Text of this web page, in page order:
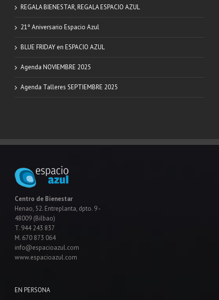
REGALA BIENESTAR, REGALA ESPACIO AZUL
21º Aniversario Espacio Azul
BLUE FRIDAY en ESPACIO AZUL
Agenda NOVIEMBRE 2025
Agenda Talleres SEPTIEMBRE 2025
Centro de Bienestar
Henao, 52. Entreplanta, dpto. 9 -
48009 (Bilbao)
T. 944 243 837
M. 670 873 064
info@espacioazul.com
www.espacioazul.com
EN PERSONA